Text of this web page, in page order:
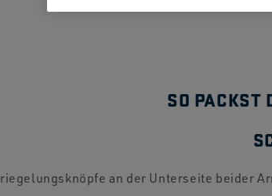
SO PACKST
an der Unterseite beider